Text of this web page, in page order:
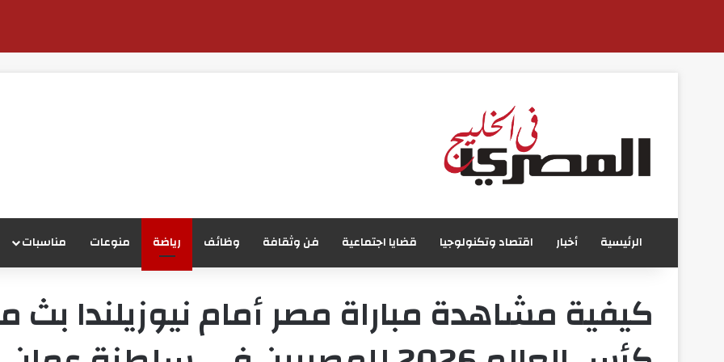
الرئيسية أخبار اقتصاد وتكنولوجيا قضايا اجتماعية فن وثقافة وظائف رياضة منوعات مناسبات
كيفية مشاهدة مباراة مصر أمام نيوزيلندا